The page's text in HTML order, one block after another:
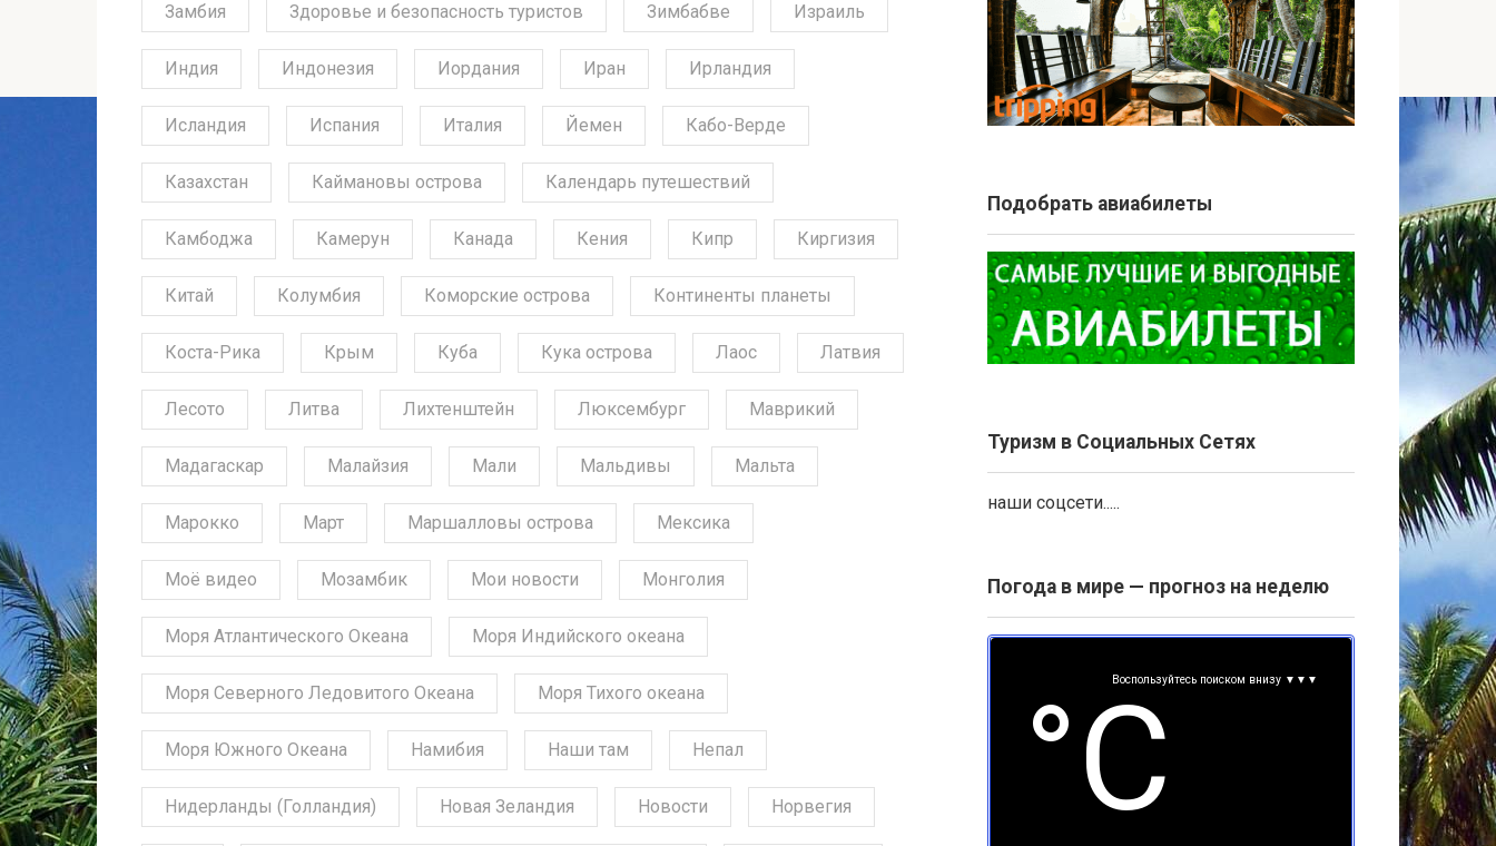
Замбия Здоровье и безопасность туристов Зимбабве Израиль
Индия Индонезия Иордания Иран Ирландия
Исландия Испания Италия Йемен Кабо-Верде
Казахстан Каймановы острова Календарь путешествий
Камбоджа Камерун Канада Кения Кипр Киргизия
Китай Колумбия Коморские острова Континенты планеты
Коста-Рика Крым Куба Кука острова Лаос Латвия
Лесото Литва Лихтенштейн Люксембург Маврикий
Мадагаскар Малайзия Мали Мальдивы Мальта
Марокко Март Маршалловы острова Мексика
Моё видео Мозамбик Мои новости Монголия
Моря Атлантического Океана Моря Индийского океана
Моря Северного Ледовитого Океана Моря Тихого океана
Моря Южного Океана Намибия Наши там Непал
Нидерланды (Голландия) Новая Зеландия Новости Норвегия
Подобрать авиабилеты
Туризм в Социальных Сетях
наши соцсети.....
Погода в мире — прогноз на неделю
Воспользуйтесь поиском внизу ▼▼▼
°С